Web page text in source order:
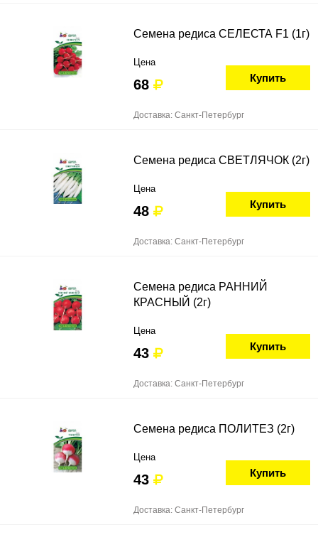
Семена редиса СЕЛЕСТА F1 (1г)
Цена
68 Купить
Доставка: Санкт-Петербург
Семена редиса СВЕТЛЯЧОК (2г)
Цена
48 Купить
Доставка: Санкт-Петербург
Семена редиса РАННИЙ
КРАСНЫЙ (2г)
Цена
43 Купить
Доставка: Санкт-Петербург
Семена редиса ПОЛИТЕЗ (2г)
Цена
43 Купить
Доставка: Санкт-Петербург